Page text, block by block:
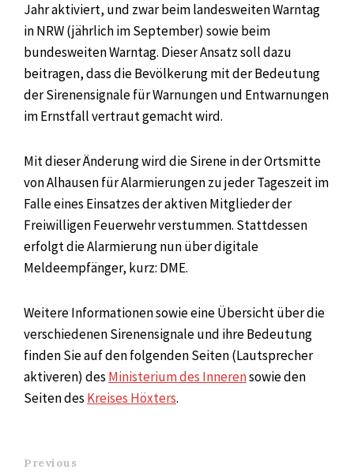
Jahr aktiviert, und zwar beim landesweiten Warntag
in NRW (jährlich im September) sowie beim
bundesweiten Warntag. Dieser Ansatz soll dazu
beitragen, dass die Bevölkerung mit der Bedeutung
der Sirenensignale für Warnungen und Entwarnungen
im Ernstfall vertraut gemacht wird.
Mit dieser Änderung wird die Sirene in der Ortsmitte
von Alhausen für Alarmierungen zu jeder Tageszeit im
Falle eines Einsatzes der aktiven Mitglieder der
Freiwilligen Feuerwehr verstummen. Stattdessen
erfolgt die Alarmierung nun über digitale
Meldeempfänger, kurz: DME.
Weitere Informationen sowie eine Übersicht über die
verschiedenen Sirenensignale und ihre Bedeutung
finden Sie auf den folgenden Seiten (Lautsprecher
aktiveren) des Ministerium des Innerensowie den
Seiten des Kreises Höxters.
Previous